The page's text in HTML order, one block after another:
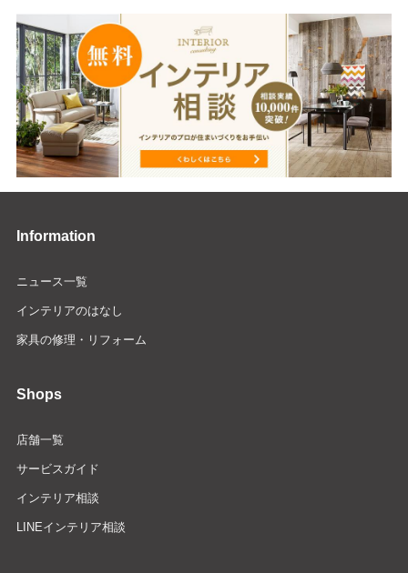
Information
ニュース一覧
インテリアのはなし
家具の修理・リフォーム
Shops
店舗一覧
サービスガイド
インテリア相談
LINEインテリア相談